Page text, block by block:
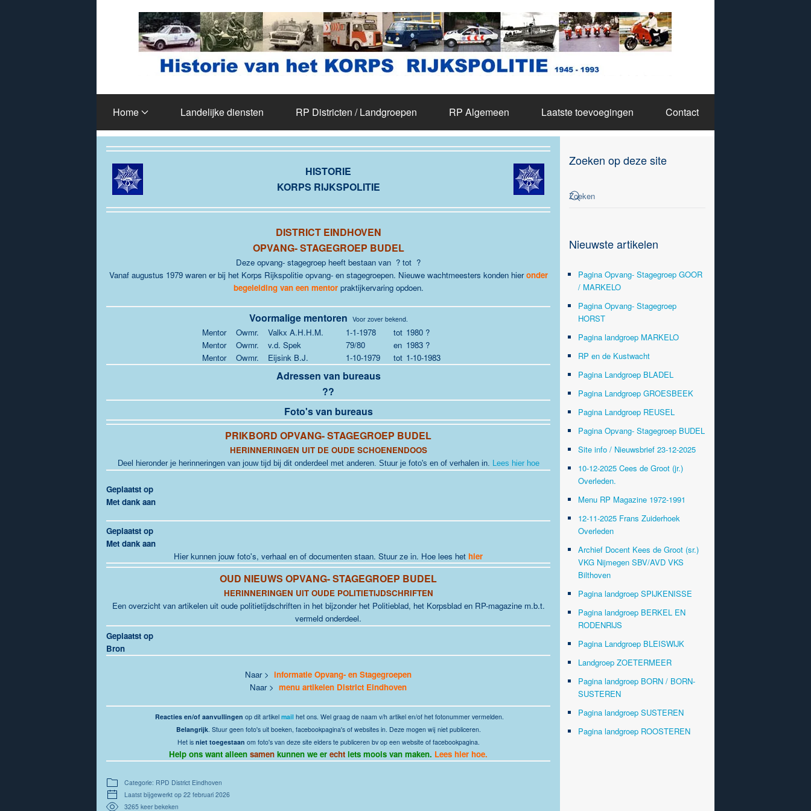
Home Landelijke diensten RP Districten / Landgroepen RP Algemeen Laatste toevoegingen Contact
HISTORIE
KORPS RIJKSPOLITIE
DISTRICT EINDHOVEN
OPVANG- STAGEGROEP BUDEL
Deze opvang- stagegroep heeft bestaan van ? tot ?
Vanaf augustus 1979 waren er bij het Korps Rijkspolitie opvang- en stagegroepen. Nieuwe wachtmeesters konden hier onder
begeleiding van een mentor praktijkervaring opdoen.
Voormalige mentoren Voor zover bekend.
Mentor Owmr. Valkx A.H.H.M. 1-1-1978 tot 1980 ?
Mentor
Owmr. v.d. Spek 79/80 en 1983 ?
Mentor
Owmr. Eijsink B.J. 1-10-1979 tot 1-10-1983
Adressen van bureaus
??
Foto's van bureaus
PRIKBORD OPVANG- STAGEGROEP BUDEL
HERINNERINGEN UIT DE OUDE SCHOENENDOOS
Deel hieronder je herinneringen van jouw tijd bij dit onderdeel met anderen. Stuur je foto's en of verhalen in. Lees hier hoe
Geplaatst op
Met dank aan
Geplaatst op
Met dank aan
Hier kunnen jouw foto's, verhaal en of documenten staan. Stuur ze in. Hoe lees het hier
OUD NIEUWS OPVANG- STAGEGROEP BUDEL
HERINNERINGEN UIT OUDE POLITIETIJDSCHRIFTEN
Een overzicht van artikelen uit oude politietijdschriften in het bijzonder het Politieblad, het Korpsblad en RP-magazine m.b.t.
vermeld onderdeel.
Geplaatst op
Bron
Naar > informatie Opvang- en Stagegroepen
Naar > menu artikelen District Eindhoven
Reacties en/of aanvullingen op dit artikel mail het ons. Wel graag de naam v/h artikel en/of het fotonummer vermelden.
Belangrijk. Stuur geen foto's uit boeken, facebookpagina's of websites in. Deze mogen wij niet publiceren.
Het is niet toegestaan om foto's van deze site elders te publiceren bv op een website of facebookpagina.
Help ons want alleen samen kunnen we er echt iets moois van maken. Lees hier hoe.
Categorie: RPD District Eindhoven
Laatst bijgewerkt op 22 februari 2026
3265 keer bekeken
Zoeken op deze site
Nieuwste artikelen
Pagina Opvang- Stagegroep GOOR
/ MARKELO
Pagina Opvang- Stagegroep
HORST
Pagina landgroep MARKELO
RP en de Kustwacht
Pagina Landgroep BLADEL
Pagina Landgroep GROESBEEK
Pagina Landgroep REUSEL
Pagina Opvang- Stagegroep BUDEL
Site info / Nieuwsbrief 23-12-2025
10-12-2025 Cees de Groot (jr.)
Overleden.
Menu RP Magazine 1972-1991
12-11-2025 Frans Zuiderhoek
Overleden
Archief Docent Kees de Groot (sr.)
VKG Nijmegen SBV/AVD VKS
Bilthoven
Pagina landgroep SPIJKENISSE
Pagina landgroep BERKEL EN
RODENRIJS
Pagina Landgroep BLEISWIJK
Landgroep ZOETERMEER
Pagina landgroep BORN / BORN-
SUSTEREN
Pagina landgroep SUSTEREN
Pagina landgroep ROOSTEREN